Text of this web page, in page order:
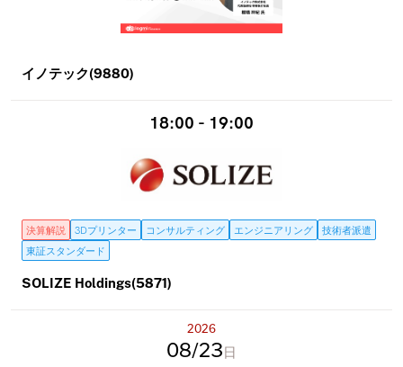
イノテック(9880)
18:00 - 19:00
決算解説 3Dプリンター コンサルティング エンジニアリング
技術者派遣
東証スタンダード
SOLIZE Holdings(5871)
2026
08 23日